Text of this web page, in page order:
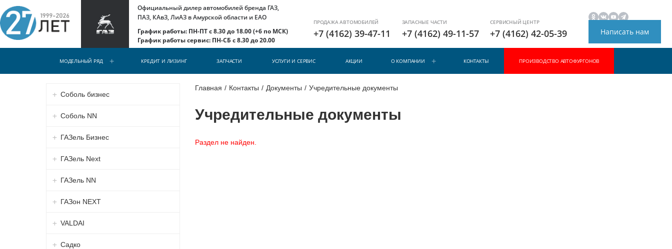
Официальный дилер автомобилей бренда ГАЗ,
ПАЗ, КАвЗ, ЛиАЗ в Амурской области и ЕАО
График работы: ПН-ПТ с 8.30 до 18.00 (+6 по МСК)
График работы сервис: ПН-СБ с 8.30 до 20.00
ПРОДАЖА АВТОМОБИЛЕЙ
+7 (4162) 39-47-11
ЗАПАСНЫЕ ЧАСТИ
+7 (4162) 49-11-57
СЕРВИСНЫЙ ЦЕНТР
+7 (4162) 42-05-39 Написать нам
МОДЕЛЬНЫЙ РЯД КРЕДИТ И ЛИЗИНГ ЗАПЧАСТИ УСЛУГИ И СЕРВИС АКЦИИ О КОМПАНИИ КОНТАКТЫ ПРОИЗВОДСТВО АВТОФУРГОНОВ
Главная / Контакты / Документы / Учредительные документы
Учредительные документы
Соболь бизнес
Соболь NN
ГАЗель Бизнес
ГАЗель Next
ГАЗель NN
ГАЗон NEXT
VALDAI
Садко
Раздел не найден.